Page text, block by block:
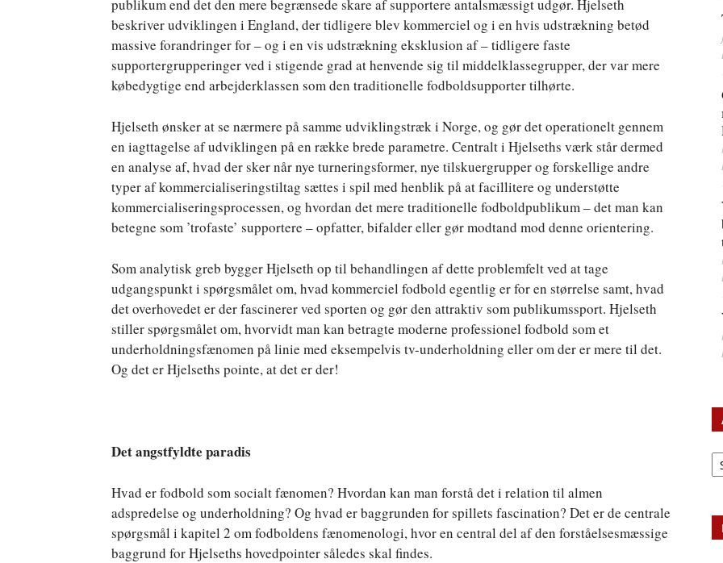
publikum end det den mere begrænsede skare af supportere antalsmæssigt udgør. Hjelseth
beskriver udviklingen i England, der tidligere blev kommerciel og i en hvis udstrækning betød
massive forandringer for – og i en vis udstrækning eksklusion af – tidligere faste
supportergrupperinger ved i stigende grad at henvende sig til middelklassegrupper, der var mere
købedygtige end arbejderklassen som den traditionelle fodboldsupporter tilhørte.
Hjelseth ønsker at se nærmere på samme udviklingstræk i Norge, og gør det operationelt gennem
en iagttagelse af udviklingen på en række brede parametre. Centralt i Hjelseths værk står dermed
en analyse af, hvad der sker når nye turneringsformer, nye tilskuergrupper og forskellige andre
typer af kommercialiseringstiltag sættes i spil med henblik på at facillitere og understøtte
kommercialiseringsprocessen, og hvordan det mere traditionelle fodboldpublikum – det man kan
betegne som ’trofaste’ supportere – opfatter, bifalder eller gør modtand mod denne orientering.
Som analytisk greb bygger Hjelseth op til behandlingen af dette problemfelt ved at tage
udgangspunkt i spørgsmålet om, hvad kommerciel fodbold egentlig er for en størrelse samt, hvad
det overhovedet er der fascinerer ved sporten og gør den attraktiv som publikumssport. Hjelseth
stiller spørgsmålet om, hvorvidt man kan betragte moderne professionel fodbold som et
underholdningsfænomen på linie med eksempelvis tv-underholdning eller om der er mere til det.
Og det er Hjelseths pointe, at det er der!
Det angstfyldte paradis
Hvad er fodbold som socialt fænomen? Hvordan kan man forstå det i relation til almen
adspredelse og underholdning? Og hvad er baggrunden for spillets fascination? Det er de centrale
spørgsmål i kapitel 2 om fodboldens fænomenologi, hvor en central del af den forståelsesmæssige
baggrund for Hjelseths hovedpointer således skal findes.